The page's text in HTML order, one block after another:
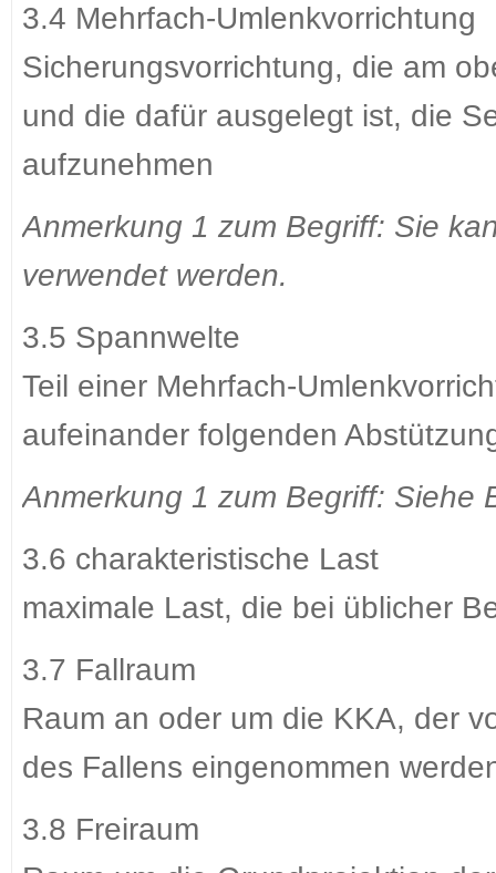
3.4 Mehrfach-Umlenkvorrichtung
Sicherungsvorrichtung, die am
und die dafür ausgelegt ist, die
aufzunehmen
Anmerkung 1 zum Begriff: Sie
verwendet werden.
3.5 Spannwelte
Teil einer Mehrfach-
aufeinander folgenden
Anmerkung 1 zum Begriff: Siehe
3.6 charakteristische Last
maximale Last, die bei üblicher
3.7 Fallraum
Raum an oder um die KKA, der
des Fallens eingenommen
3.8 Freiraum